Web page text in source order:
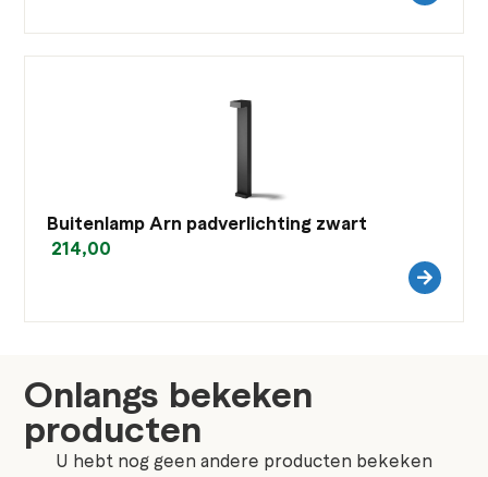
Buitenlamp Arn padverlichting zwart
214,00
Onlangs bekeken
producten
U hebt nog geen andere producten bekeken